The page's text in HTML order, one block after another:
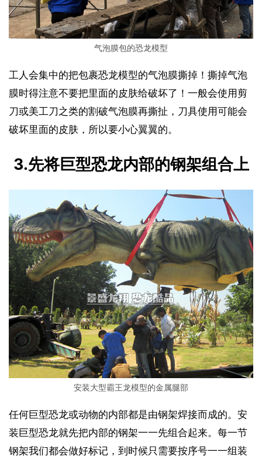
气泡膜包的恐龙模型
工人会集中的把包裹恐龙模型的气泡膜撕掉！撕掉气泡
膜时得注意不要把里面的皮肤给破坏了！一般会使用剪
刀或美工刀之类的割破气泡膜再撕扯，刀具使用可能会
破坏里面的皮肤，所以要小心翼翼的。
3.先将巨型恐龙内部的钢架组合上
安装大型霸王龙模型的金属腿部
任何巨型恐龙或动物的内部都是由钢架焊接而成的。安
装巨型恐龙就先把内部的钢架一一先组合起来。每一节
钢架我们都会做好标记，到时候只需要按序号一一组装